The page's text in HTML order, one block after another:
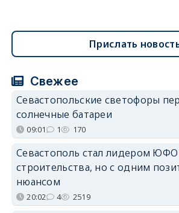
Прислать
Свежее
Севастопольские светофоры
солнечные батареи
09:01 1 170
Севастополь стал лидером
строительства, но с одним
нюансом
20:02 4 2519